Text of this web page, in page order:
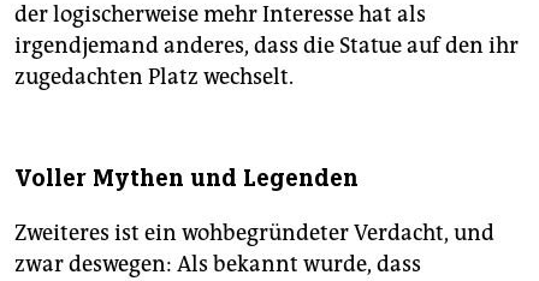
der logischerweise mehr Interesse hat als
irgendjemand anderes, dass die Statue auf den ihr
zugedachten Platz wechselt.
Voller Mythen und Legenden
Zweiteres ist ein wohbegründeter Verdacht, und
zwar deswegen: Als bekannt wurde, dass